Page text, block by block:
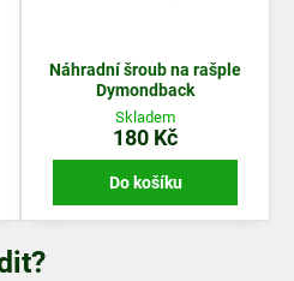
Náhradní šroub na rašple
Dymondback
Skladem
180 Kč
Do košíku